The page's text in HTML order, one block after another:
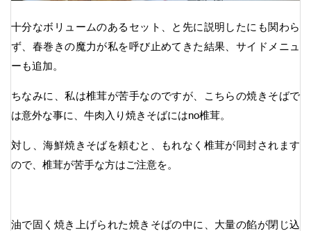
十分なボリュームのあるセット、と先に説明したにも関わら
ず、春巻きの魔力が私を呼び止めてきた結果、サイドメニュ
ーも追加。
ちなみに、私は椎茸が苦手なのですが、こちらの焼きそばで
は意外な事に、牛肉入り焼きそばにはno椎茸。
対し、海鮮焼きそばを頼むと、もれなく椎茸が同封されます
ので、椎茸が苦手な方はご注意を。
油で固く焼き上げられた焼きそばの中に、大量の餡が閉じ込